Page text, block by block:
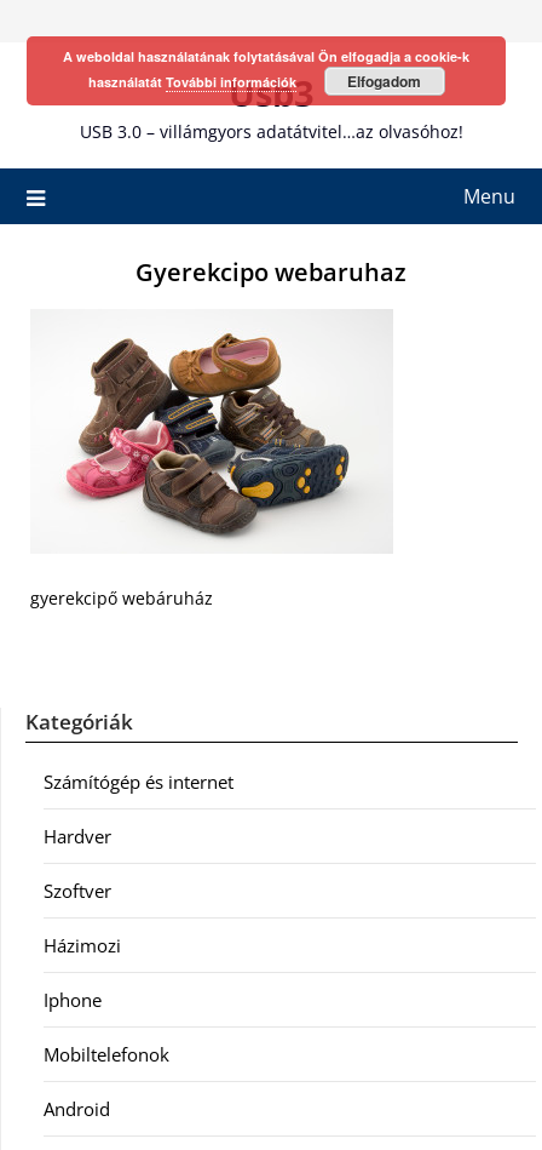
Usb3
USB 3.0 – villámgyors adatátvitel…az olvasóhoz!
Menu
Gyerekcipo webaruhaz
gyerekcipő webáruház
Kategóriák
Számítógép és internet
Hardver
Szoftver
Házimozi
Iphone
Mobiltelefonok
Android
A weboldal használatának folytatásával Ön elfogadja a cookie-k
használatát További információk Elfogadom